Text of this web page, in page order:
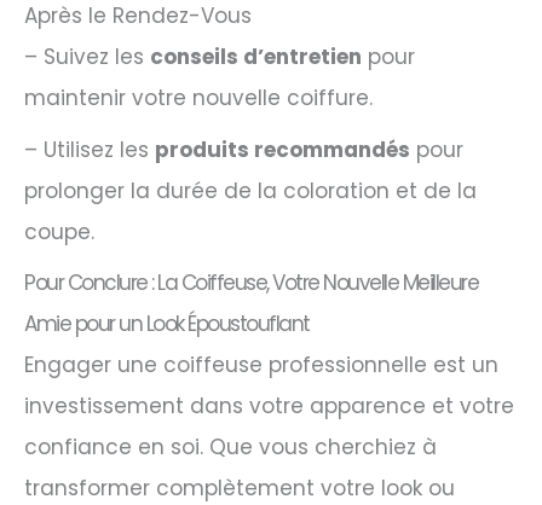
Après le Rendez-Vous
– Suivez les conseils d’entretien pour
maintenir votre nouvelle coiffure.
– Utilisez les produits recommandés pour
prolonger la durée de la coloration et de la
coupe.
Pour Conclure : La Coiffeuse, Votre Nouvelle Meilleure
Amie pour un Look Époustouflant
Engager une coiffeuse professionnelle est un
investissement dans votre apparence et votre
confiance en soi. Que vous cherchiez à
transformer complètement votre look ou